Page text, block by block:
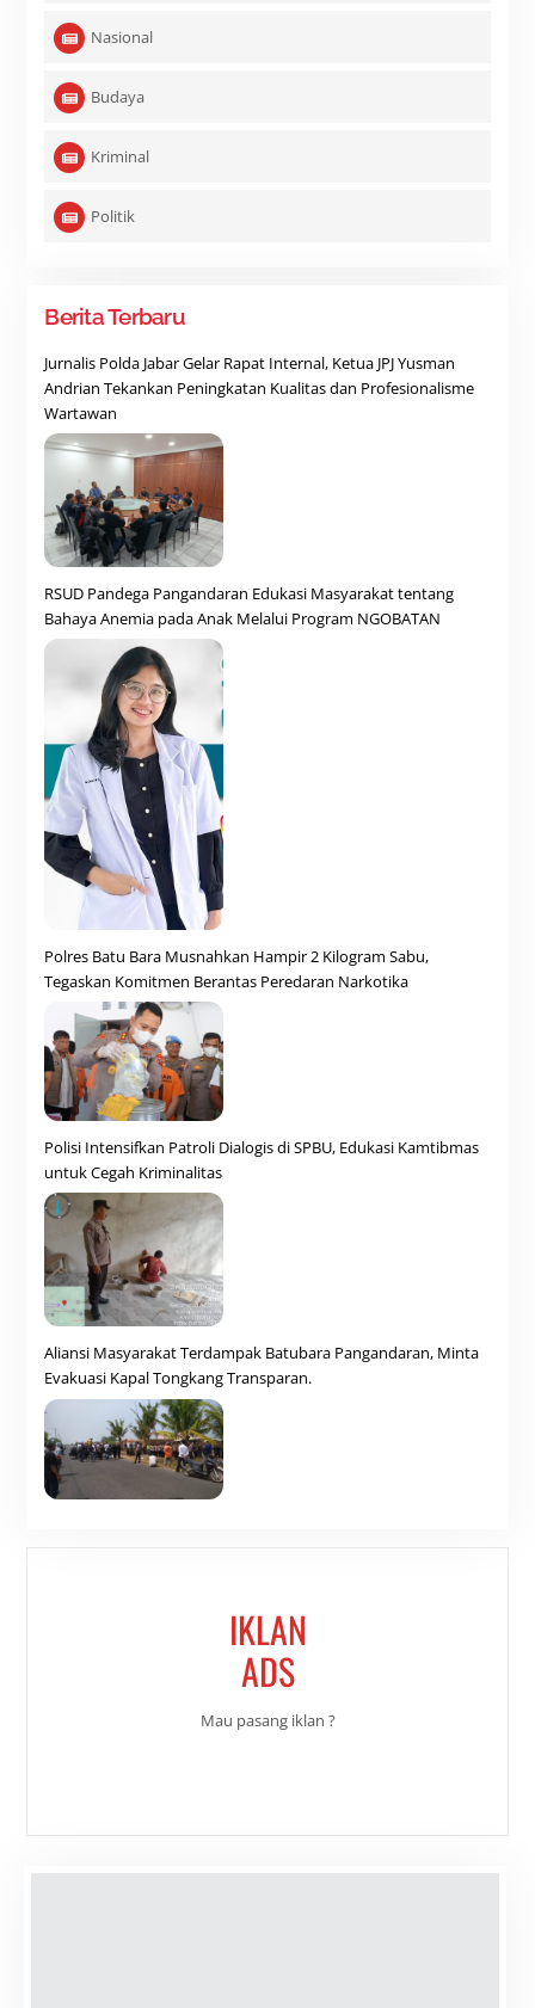
Nasional
Budaya
Kriminal
Politik
Berita Terbaru
Jurnalis Polda Jabar Gelar Rapat Internal, Ketua JPJ Yusman
Andrian Tekankan Peningkatan Kualitas dan Profesionalisme
Wartawan
RSUD Pandega Pangandaran Edukasi Masyarakat tentang
Bahaya Anemia pada Anak Melalui Program NGOBATAN
Polres Batu Bara Musnahkan Hampir 2 Kilogram Sabu,
Tegaskan Komitmen Berantas Peredaran Narkotika
Polisi Intensifkan Patroli Dialogis di SPBU, Edukasi Kamtibmas
untuk Cegah Kriminalitas
Aliansi Masyarakat Terdampak Batubara Pangandaran, Minta
Evakuasi Kapal Tongkang Transparan.
IKLAN
ADS
Mau pasang iklan ?